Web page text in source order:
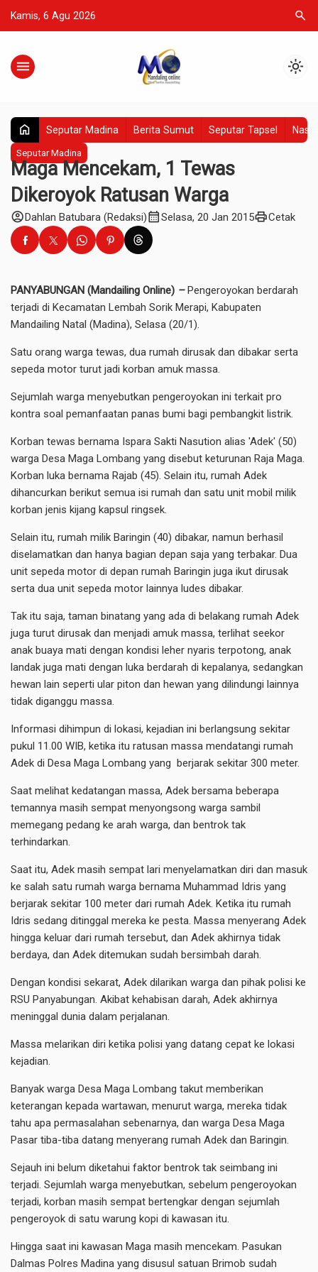
Kamis, 6 Agu 2026 search
menu light_mode
home Seputar Madina Berita Sumut Seputar Tapsel
Seputar Madina
Maga Mencekam, 1 Tewas
Dikeroyok Ratusan Warga
account_circleDahlan Batubara (Redaksi)calendar_monthSelasa, 20 Jan 2015printCetak
PANYABUNGAN (Mandailing Online) –Pengeroyokan berdarah
terjadi di Kecamatan Lembah Sorik Merapi, Kabupaten
Mandailing Natal (Madina), Selasa (20/1).
Satu orang warga tewas, dua rumah dirusak dan dibakar serta
sepeda motor turut jadi korban amuk massa.
Sejumlah warga menyebutkan pengeroyokan ini terkait pro
kontra soal pemanfaatan panas bumi bagi pembangkit listrik.
Korban tewas bernama Ispara Sakti Nasution alias 'Adek' (50)
warga Desa Maga Lombang yang disebut keturunan Raja Maga.
Korban luka bernama Rajab (45). Selain itu, rumah Adek
dihancurkan berikut semua isi rumah dan satu unit mobil milik
korban jenis kijang kapsul ringsek.
Selain itu, rumah milik Baringin (40) dibakar, namun berhasil
diselamatkan dan hanya bagian depan saja yang terbakar. Dua
unit sepeda motor di depan rumah Baringin juga ikut dirusak
serta dua unit sepeda motor lainnya ludes dibakar.
Tak itu saja, taman binatang yang ada di belakang rumah Adek
juga turut dirusak dan menjadi amuk massa, terlihat seekor
anak buaya mati dengan kondisi leher nyaris terpotong, anak
landak juga mati dengan luka berdarah di kepalanya, sedangkan
hewan lain seperti ular piton dan hewan yang dilindungi lainnya
tidak diganggu massa.‎
Informasi dihimpun di lokasi, kejadian ini berlangsung sekitar
pukul‎ 11.00 WIB‎, ketika itu ratusan massa mendatangi rumah
Adek di Desa Maga Lombang yang berjarak sekitar 300 meter.
Saat melihat kedatangan massa, Adek bersama beberapa
temannya masih sempat menyongsong warga sambil
memegang pedang ke arah warga, dan bentrok tak
terhindarkan.
Saat itu, Adek masih sempat lari menyelamatkan diri dan masuk
ke salah satu rumah warga bernama Muhammad Idris yang
berjarak sekitar 100 meter dari rumah Adek. Ketika itu rumah
Idris sedang ditinggal mereka ke pesta. Massa menyerang Adek
hingga keluar dari rumah tersebut, dan Adek akhirnya tidak
berdaya, dan Adek ditemukan sudah bersimbah darah.
Dengan kondisi sekarat, Adek dilarikan warga dan pihak polisi ke
RSU Panyabungan. Akibat kehabisan darah, Adek akhirnya
meninggal dunia dalam perjalanan.
Massa melarikan diri ketika polisi yang datang cepat ke lokasi
kejadian.
Banyak warga Desa Maga Lombang takut memberikan
keterangan kepada wartawan, ‎menurut warga, mereka tidak
tahu apa permasalahan sebenarnya, dan warga Desa Maga
Pasar tiba-tiba datang menyerang rumah Adek dan Baringin.
Sejauh ini belum diketahui faktor bentrok tak seimbang ini
terjadi. Sejumlah warga menyebutkan, sebelum pengeroyokan
terjadi, korban masih sempat bertengkar dengan sejumlah
pengeroyok di satu warung kopi di kawasan itu.
Hingga saat ini kawasan Maga masih mencekam. Pasukan
Dalmas Polres Madina yang disusul satuan Brimob sudah